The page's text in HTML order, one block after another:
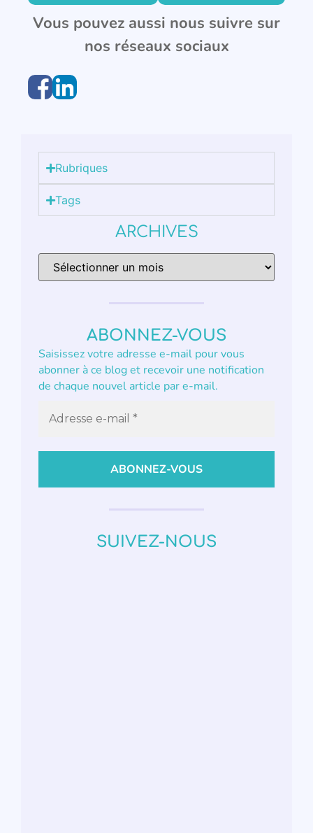
Vous pouvez aussi nous suivre sur
nos réseaux sociaux
Rubriques
Tags
ARCHIVES
ABONNEZ-VOUS
Saisissez votre adresse e-mail pour vous
abonner à ce blog et recevoir une notification
de chaque nouvel article par e-mail.
SUIVEZ-NOUS